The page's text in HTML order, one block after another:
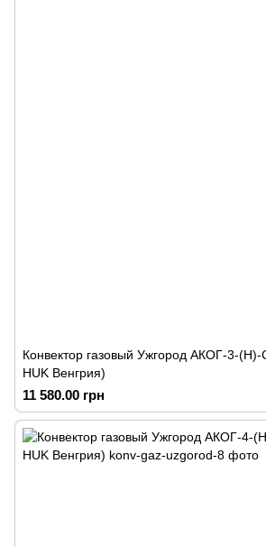
Конвектор газовый Ужгород АКОГ-3-(Н)-
HUK Венгрия)
11 580.00 грн